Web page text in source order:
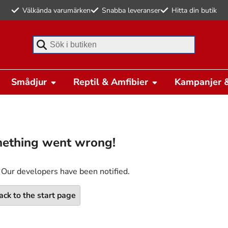
Välkända varumärken Snabba leveranser Hitta din butik
Börja skriva för att söka
Smådjur Reptil & Amfibier Kampanjer
went wrong!
developers have been notified.
to the start page